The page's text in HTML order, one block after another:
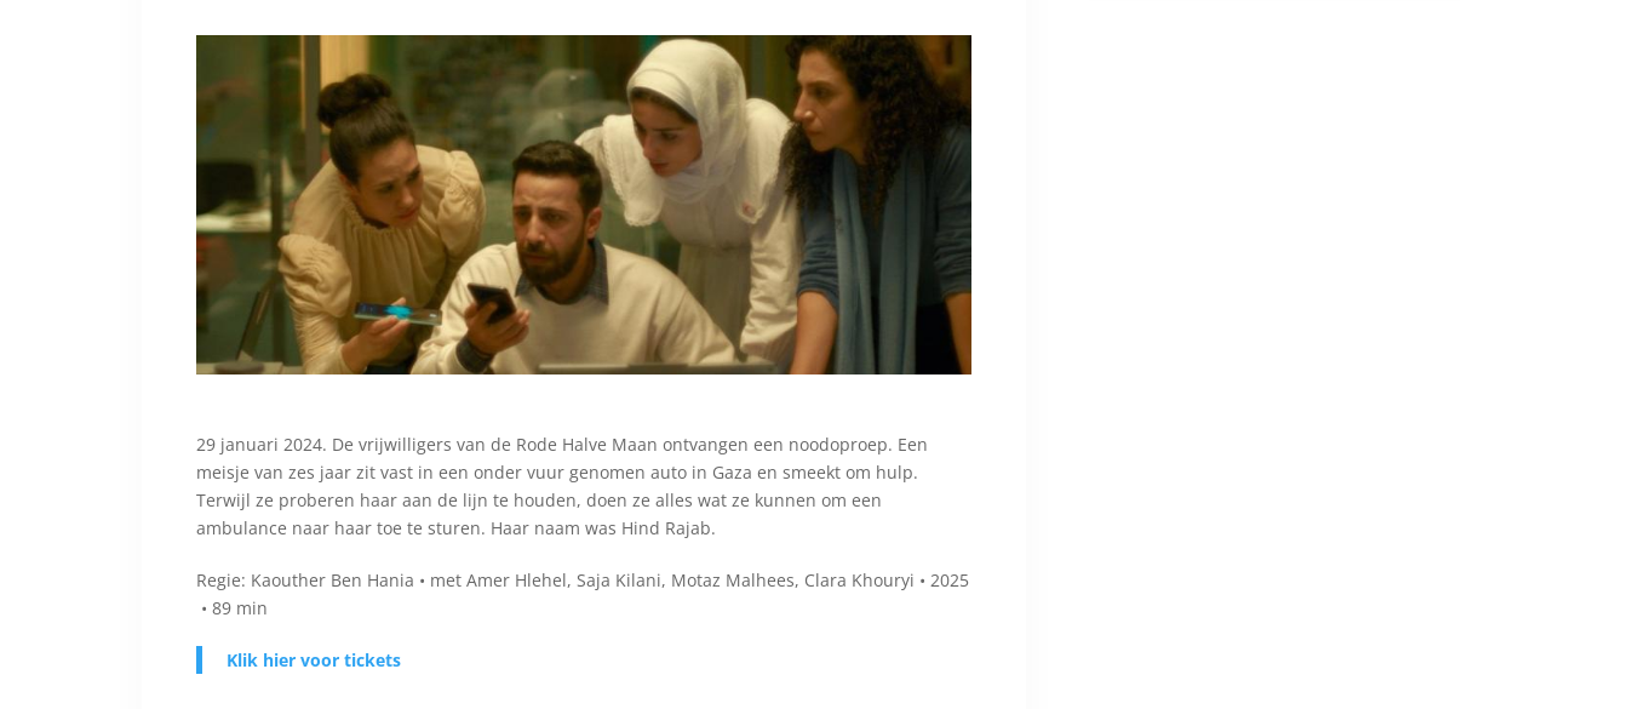
29 januari 2024. De vrijwilligers van de Rode Halve Maan ontvangen een noodoproep. Een
meisje van zes jaar zit vast in een onder vuur genomen auto in Gaza en smeekt om hulp.
Terwijl ze proberen haar aan de lijn te houden, doen ze alles wat ze kunnen om een
ambulance naar haar toe te sturen. Haar naam was Hind Rajab.
Regie: Kaouther Ben Hania • met Amer Hlehel, Saja Kilani, Motaz Malhees, Clara Khouryi • 2025
• 89 min
Klik hier voor tickets